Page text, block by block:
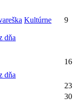
Kultúrne
dňa
9
dňa
16
23
30